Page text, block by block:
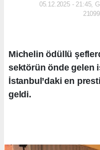
05.12.2025 - 21:45,
Michelin ödüllü
sektörün önde gelen
İstanbul’daki en
geldi.